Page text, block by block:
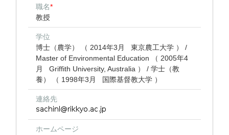
職名*
教授
学位
博士（農学） （ 2014年3月 東京農工大学 ） /
Master of Environmental Education （ 2005年4
月 Griffith University, Australia ） / 学士（教
養） （ 1998年3月 国際基督教大学 ）
連絡先
ホームページ